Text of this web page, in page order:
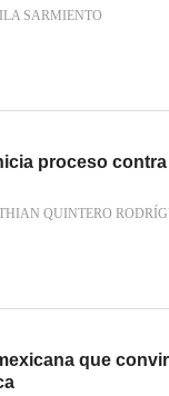
SARMIENTO
proceso
QUINTERO
que